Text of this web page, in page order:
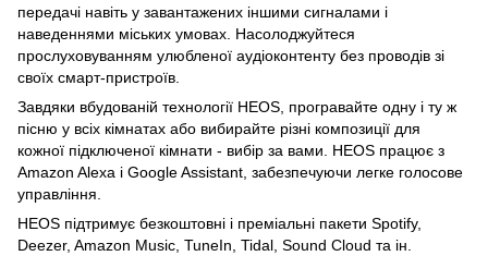
передачі навіть у завантажених іншими сигналами і
наведеннями міських умовах. Насолоджуйтеся
прослуховуванням улюбленої аудіоконтенту без проводів зі
своїх смарт-пристроїв.
Завдяки вбудованій технології HEOS, програвайте одну і ту ж
пісню у всіх кімнатах або вибирайте різні композиції для
кожної підключеної кімнати - вибір за вами. HEOS працює з
Amazon Alexa і Google Assistant, забезпечуючи легке голосове
управління.
HEOS підтримує безкоштовні і преміальні пакети Spotify,
Deezer, Amazon Music, TuneIn, Tidal, Sound Cloud та ін.